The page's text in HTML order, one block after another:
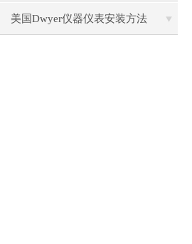
呢？
美国Dwyer仪器仪表安装方法